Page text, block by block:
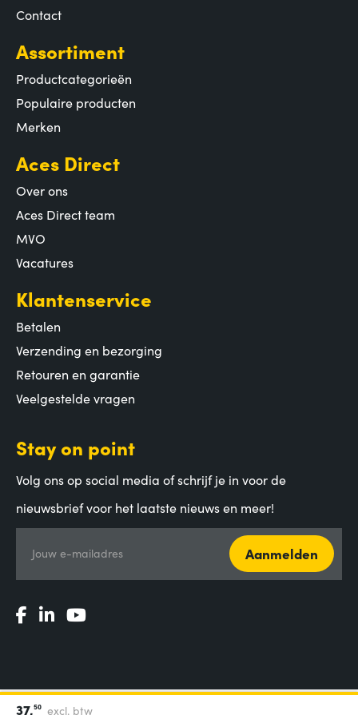
37,50 excl. btw
Contact
Assortiment
Productcategorieën
Populaire producten
Merken
Aces Direct
Over ons
Aces Direct team
MVO
Vacatures
Klantenservice
Betalen
Verzending en bezorging
Retouren en garantie
Veelgestelde vragen
Stay on point
Volg ons op social media of schrijf je in voor de
nieuwsbrief voor het laatste nieuws en meer!
Jouw e-mailadres Aanmelden
Algemene voorwaarden